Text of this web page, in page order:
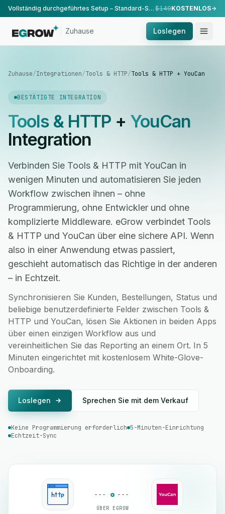
Vollständig durchgeführtes Setup – Standard-Setup, durchgeführt von unserem Team. $149KOSTENLOS
Zuhause Loslegen
Zuhause/Integrationen/Tools & HTTP/Tools & HTTP + YouCan
BESTÄTIGTE INTEGRATION
Tools & HTTP+ YouCan
Integration
Verbinden Sie Tools & HTTP mit YouCan in
wenigen Minuten und automatisieren Sie jeden
Workflow zwischen ihnen – ohne
Programmierung, ohne Entwickler und ohne
komplizierte Middleware. eGrow verbindet Tools
& HTTP und YouCan über eine sichere API. Wenn
also in einer Anwendung etwas passiert,
geschieht automatisch das Richtige in der anderen
– in Echtzeit.
Synchronisieren Sie Kunden, Bestellungen, Status und
beliebige benutzerdefinierte Felder zwischen Tools &
HTTP und YouCan, lösen Sie Aktionen in beiden Apps
über einen einzigen Workflow aus und
vereinheitlichen Sie das Reporting an einem Ort. In 5
Minuten eingerichtet mit kostenlosem White-Glove-
Onboarding.
Loslegen Sprechen Sie mit dem Verkauf
Keine Programmierung erforderlich 5-Minuten-Einrichtung
Echtzeit-Sync
ÜBER EGROW